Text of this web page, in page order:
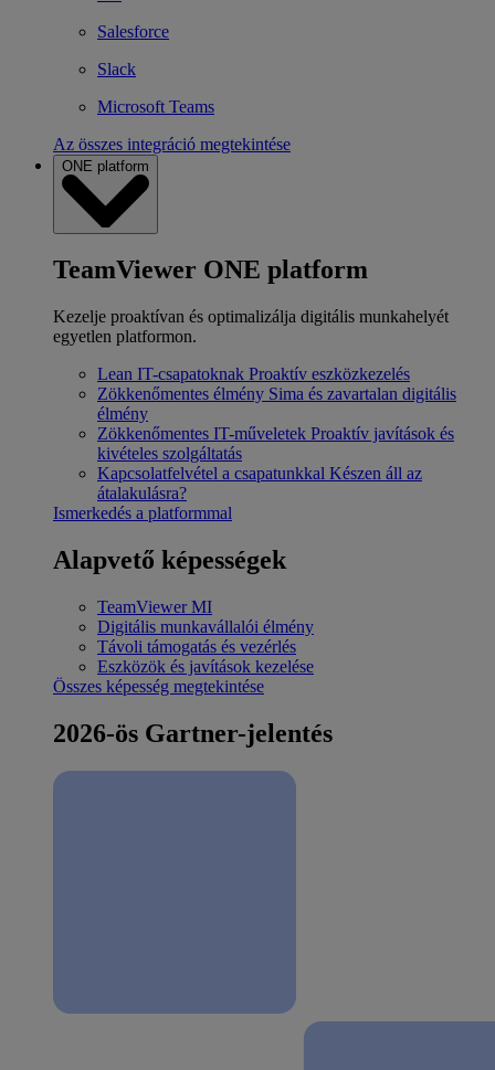
Salesforce
Slack
Microsoft Teams
Az összes integráció megtekintése
ONE platform
TeamViewer ONE platform
Kezelje proaktívan és optimalizálja digitális munkahelyét
egyetlen platformon.
Lean IT-csapatoknak Proaktív eszközkezelés
Zökkenőmentes élmény Sima és zavartalan digitális
élmény
Zökkenőmentes IT-műveletek Proaktív javítások és
kivételes szolgáltatás
Kapcsolatfelvétel a csapatunkkal Készen áll az
átalakulásra?
Ismerkedés a platformmal
Alapvető képességek
TeamViewer MI
Digitális munkavállalói élmény
Távoli támogatás és vezérlés
Eszközök és javítások kezelése
Összes képesség megtekintése
2026-ös Gartner-jelentés